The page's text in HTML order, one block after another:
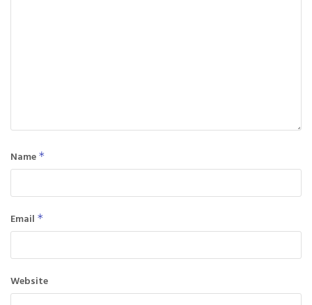
Name *
Email *
Website